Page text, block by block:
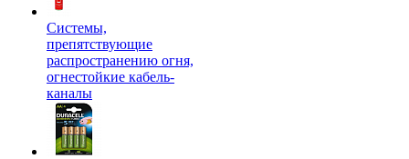
Системы,
препятствующие
распространению огня,
огнестойкие кабель-
каналы